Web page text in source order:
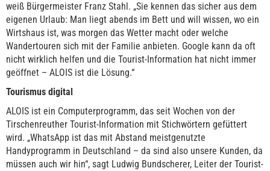
weiß Bürgermeister Franz Stahl. „Sie kennen das sicher aus dem
eigenen Urlaub: Man liegt abends im Bett und will wissen, wo ein
Wirtshaus ist, was morgen das Wetter macht oder welche
Wandertouren sich mit der Familie anbieten. Google kann da oft
nicht wirklich helfen und die Tourist-Information hat nicht immer
geöffnet – ALOIS ist die Lösung.“
Tourismus digital
ALOIS ist ein Computerprogramm, das seit Wochen von der
Tirschenreuther Tourist-Information mit Stichwörtern gefüttert
wird. „WhatsApp ist das mit Abstand meistgenutzte
Handyprogramm in Deutschland – da sind also unsere Kunden, da
müssen auch wir hin“, sagt Ludwig Bundscherer, Leiter der Tourist-